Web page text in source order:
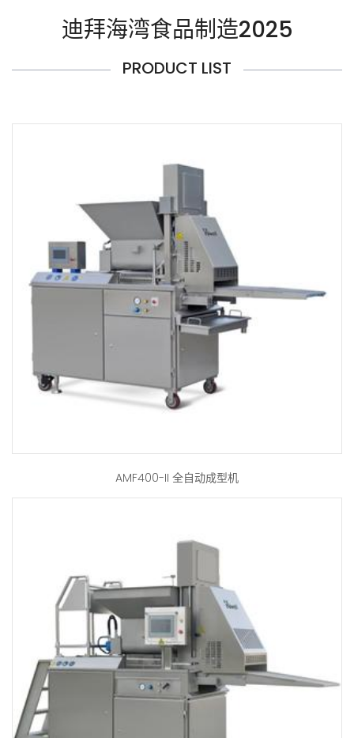
迪拜海湾食品制造2025
PRODUCT LIST
AMF400-II 全自动成型机